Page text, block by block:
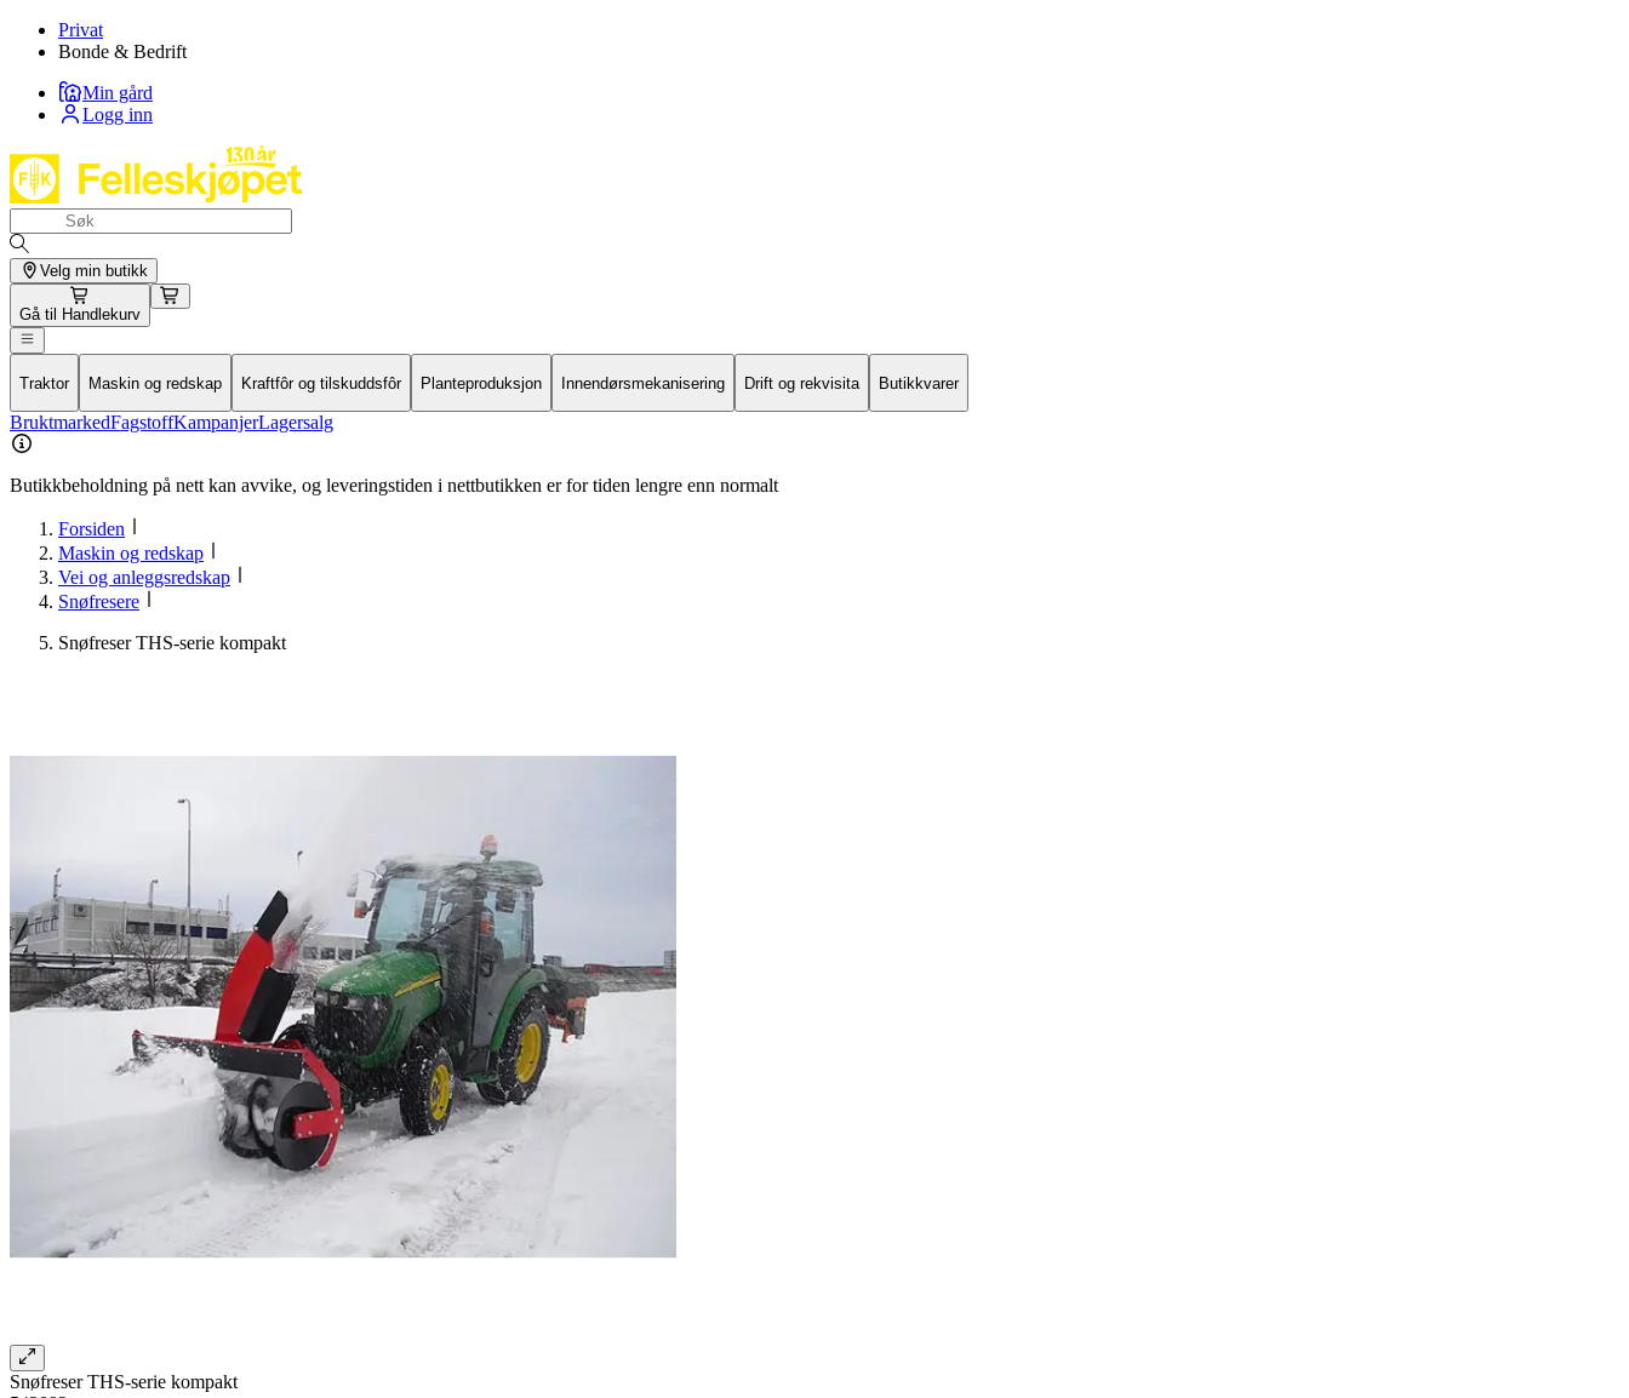
Privat
Bonde & Bedrift
Min gård
Logg inn
Velg min butikk
Gå til Handlekurv
Traktor Maskin og redskap Kraftfôr og tilskuddsfôr Planteproduksjon Innendørsmekanisering Drift og rekvisita Butikkvarer
BruktmarkedFagstoffKampanjerLagersalg
Butikkbeholdning på nett kan avvike, og leveringstiden i nettbutikken er for tiden lengre enn normalt
Forsiden
Maskin og redskap
Vei og anleggsredskap
Snøfresere
Snøfreser THS-serie kompakt
Snøfreser THS-serie kompakt